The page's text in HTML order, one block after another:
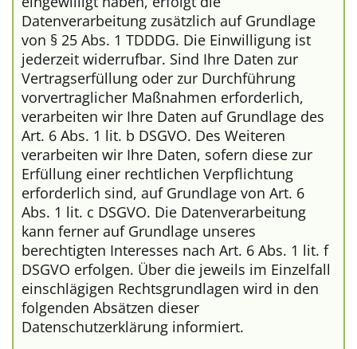
Datenverarbeitung zusätzlich auf Grundlage
von § 25 Abs. 1 TDDDG. Die Einwilligung ist
jederzeit widerrufbar. Sind Ihre Daten zur
Vertragserfüllung oder zur Durchführung
vorvertraglicher Maßnahmen erforderlich,
verarbeiten wir Ihre Daten auf Grundlage des
Art. 6 Abs. 1 lit. b DSGVO. Des Weiteren
verarbeiten wir Ihre Daten, sofern diese zur
Erfüllung einer rechtlichen Verpflichtung
erforderlich sind, auf Grundlage von Art. 6
Abs. 1 lit. c DSGVO. Die Datenverarbeitung
kann ferner auf Grundlage unseres
berechtigten Interesses nach Art. 6 Abs. 1 lit. f
DSGVO erfolgen. Über die jeweils im Einzelfall
einschlägigen Rechtsgrundlagen wird in den
folgenden Absätzen dieser
Datenschutzerklärung informiert.